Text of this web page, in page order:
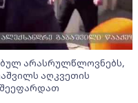
არასრულწლოვნებს,
აღკვეთის
შეეფარდათ